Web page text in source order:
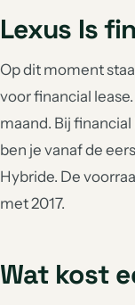
Lexus Is
Op dit moment
voor financial
maand. Bij
ben je vanaf de
Hybride. De
met 2017.
Wat kost